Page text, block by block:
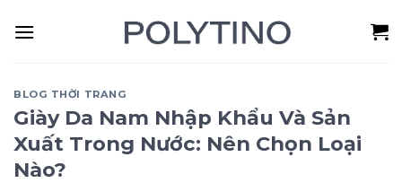
BLOG THỜI TRANG
Giày Da Nam Nhập Khẩu Và Sản
Xuất Trong Nước: Nên Chọn Loại
Nào?